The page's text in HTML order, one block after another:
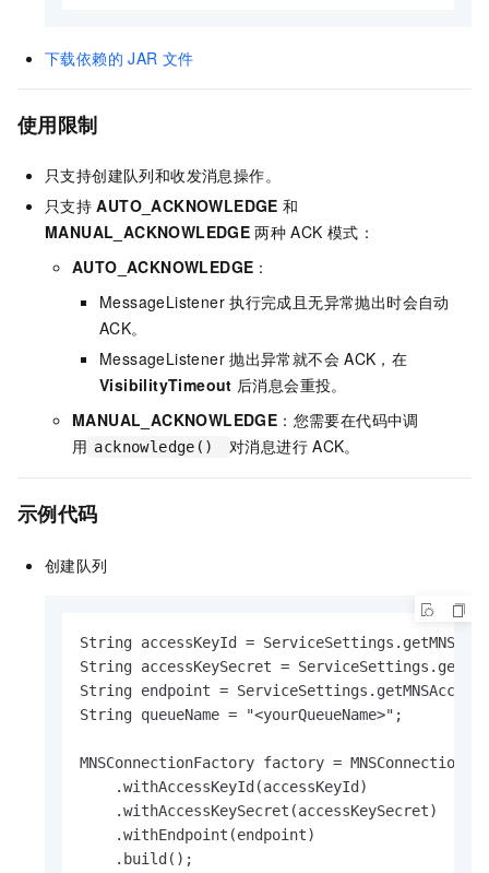
下载依赖的 JAR 文件
使用限制
只支持创建队列和收发消息操作。
只支持 AUTO_ACKNOWLEDGE 和
MANUAL_ACKNOWLEDGE 两种 ACK 模式：
AUTO_ACKNOWLEDGE ：
MessageListener 执行完成且无异常抛出时会自动
ACK。
MessageListener 抛出异常就不会 ACK，在
VisibilityTimeout 后消息会重投。
MANUAL_ACKNOWLEDGE ：您需要在代码中调
用 acknowledge() 对消息进行 ACK。
示例代码
创建队列
String accessKeyId =
String accessKeySecret =
String endpoint =
String queueName = "<yourQueueName>";
MNSConnectionFactory factory =
    .withAccessKeyId(accessKeyId)
    .withAccessKeySecret(accessKeySecret)
    .withEndpoint(endpoint)
    .build();